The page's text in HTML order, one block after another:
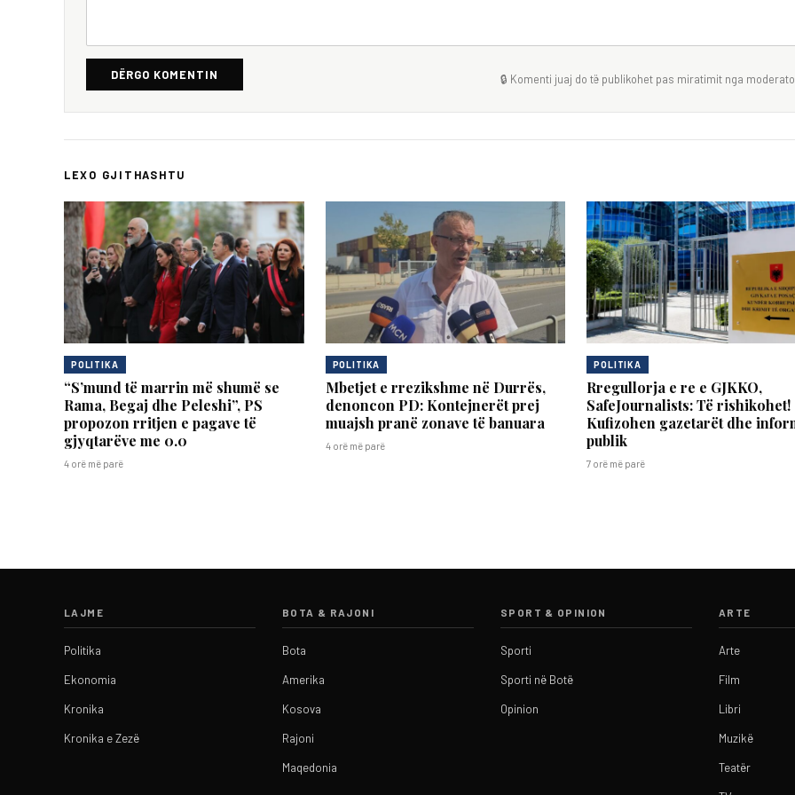
DËRGO KOMENTIN 🔒 Komenti juaj do të publikohet pas miratimit nga
LEXO GJITHASHTU
POLITIKA
“S’mund të marrin më shumë se
Rama, Begaj dhe Peleshi”, PS
propozon rritjen e pagave të
gjyqtarëve me 0.0
4 orë më parë
POLITIKA
Mbetjet e rrezikshme në Durrës,
denoncon PD: Kontejnerët prej
muajsh pranë zonave të banuara
4 orë më parë
POLITIKA
Rregullorja e re e GJKKO,
SafeJournalists: Të rishikohet!
Kufizohen gazetarët dhe
publik
7 orë më parë
LAJME
Politika
Ekonomia
Kronika
Kronika e Zezë
BOTA & RAJONI
Bota
Amerika
Kosova
Rajoni
Maqedonia
SPORT & OPINION
Sporti
Sporti në Botë
Opinion
ARTE
Arte
Film
Libri
Muzikë
Teatër